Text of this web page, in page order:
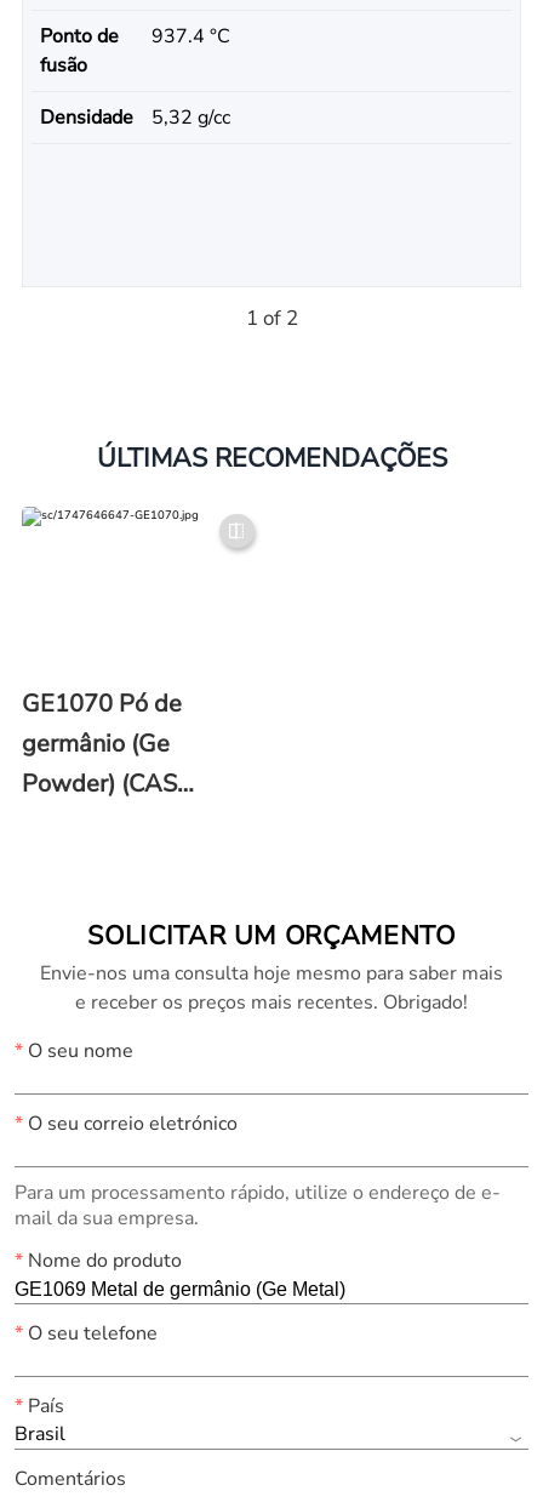
Ponto de
fusão
937.4 °C
Densidade 5,32 g/cc
1 of 2
ÚLTIMAS RECOMENDAÇÕES
GE1070 Pó de
germânio (Ge
Powder) (CAS
SOLICITAR UM ORÇAMENTO
Envie-nos uma consulta hoje mesmo para saber mais
e receber os preços mais recentes. Obrigado!
*O seu nome
*O seu correio eletrónico
Para um processamento rápido, utilize o endereço de e-
mail da sua empresa.
*Nome do produto
*O seu telefone
*País
Brasil
Comentários